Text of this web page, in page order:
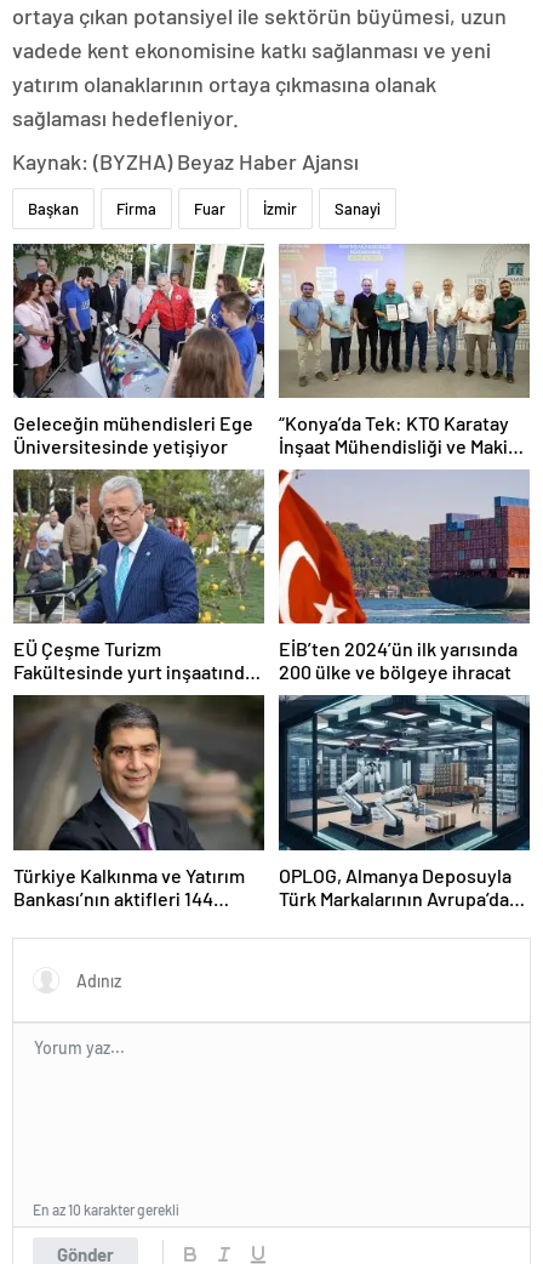
ortaya çıkan potansiyel ile sektörün büyümesi, uzun
vadede kent ekonomisine katkı sağlanması ve yeni
yatırım olanaklarının ortaya çıkmasına olanak
sağlaması hedefleniyor.
Kaynak: (BYZHA) Beyaz Haber Ajansı
Başkan Firma Fuar İzmir Sanayi
Geleceğin mühendisleri Ege
Üniversitesinde yetişiyor
“Konya’da Tek: KTO Karatay
İnşaat Mühendisliği ve Makine
Mühendisliği Bölümleri
Avrupa’da Tanınacak”
EÜ Çeşme Turizm
Fakültesinde yurt inşaatında
sona gelindi
EİB’ten 2024’ün ilk yarısında
200 ülke ve bölgeye ihracat
Türkiye Kalkınma ve Yatırım
Bankası’nın aktifleri 144
OPLOG, Almanya Deposuyla
Türk Markalarının Avrupa’da
Gönder
En az 10 karakter gerekli